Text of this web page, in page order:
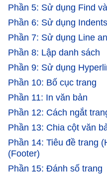
Phần 5: Sử dụng Find
Phần 6: Sử dụng
Phần 7: Sử dụng Line
Phần 8: Lập danh sách
Phần 9: Sử dụng
Phần 10: Bố cục trang
Phần 11: In văn bản
Phần 12: Cách ngắt
Phần 13: Chia cột văn
Phần 14: Tiêu đề trang
(Footer)
Phần 15: Đánh số trang